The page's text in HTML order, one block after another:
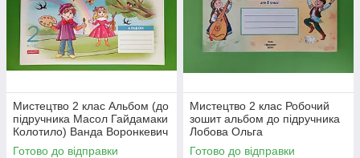
Мистецтво 2 клас Альбом (до
підручника Масол Гайдамаки
Колотило) Ванда Воронкевич
Ранок
Готово до відправки
Мистецтво 2 клас Робочий
зошит альбом до підручника
Лобова Ольга
Готово до відправки